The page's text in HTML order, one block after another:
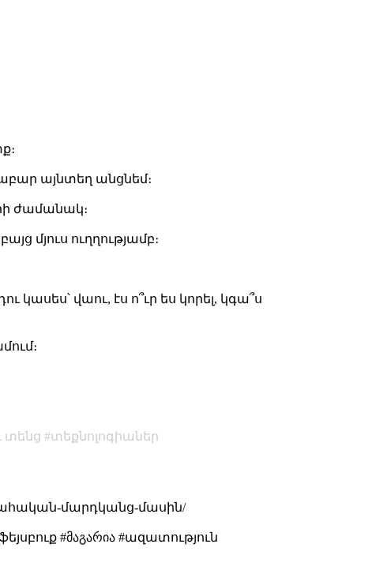
այնտեղ անցնեմ։
ժամանակ։
մյուս ուղղությամբ։
կասես՝ վաու, էս ո՞ւր ես կորել, կգա՞ս
տենց
տեքնոլոգիաներ
մարդկանց-մասին/
#მაგარია #ազատություն